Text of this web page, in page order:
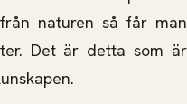
naturen så får man
Det är detta som är